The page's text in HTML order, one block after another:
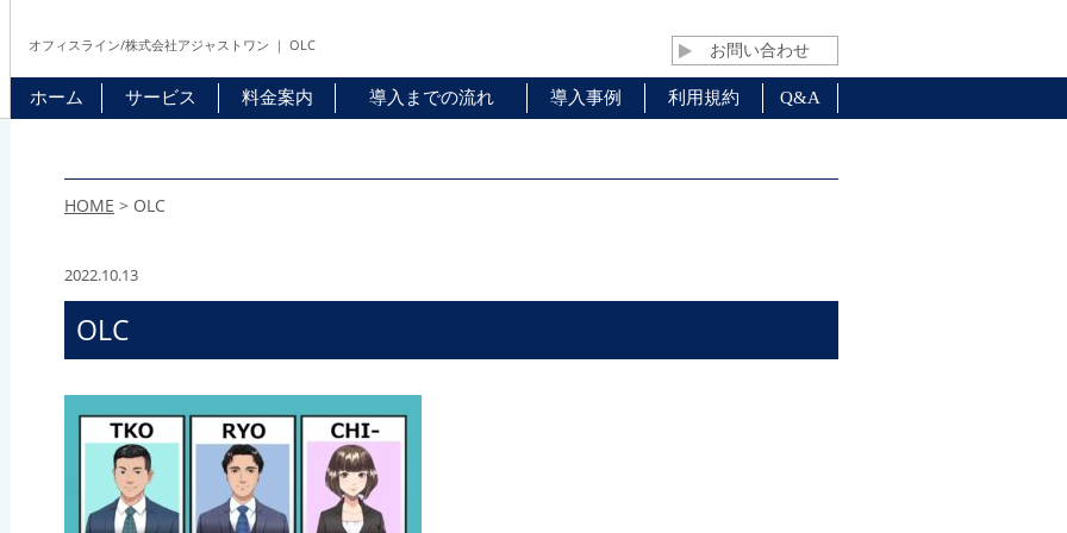
オフィスライン/株式会社アジャストワン ｜ OLC お問い合わせ
ホーム サービス 料金案内 導入までの流れ 導入事例 利用規約 Q&A
HOME > OLC
2022.10.13
OLC